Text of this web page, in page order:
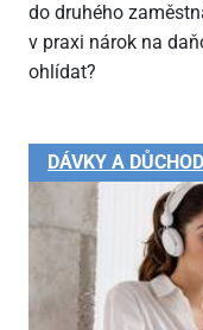
do druhého
v praxi nárok na
ohlídat?
DÁVKY A